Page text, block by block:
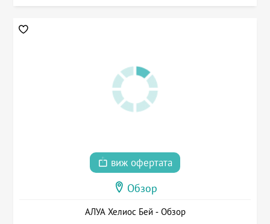
виж офертата
Обзор
АЛУА Хелиос Бей - Обзор